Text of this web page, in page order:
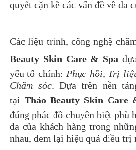
quyết cặn kẽ các vấn đề về da
Các liệu trình, công nghệ
Beauty Skin Care & Spa
yếu tố chính: Phục hồi, Trị
Chăm sóc. Dựa trên nền
tại Thảo Beauty Skin Care
đúng phác đồ chuyên biệt phù
da của khách hàng trong
nhau, đem lại hiệu quả điều trị